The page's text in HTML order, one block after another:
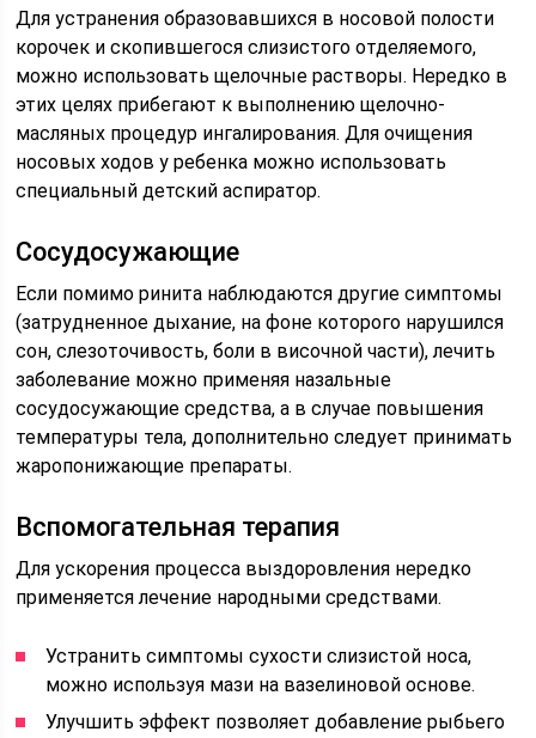
Для устранения образовавшихся в носовой полости
корочек и скопившегося слизистого отделяемого,
можно использовать щелочные растворы. Нередко в
этих целях прибегают к выполнению щелочно-
масляных процедур ингалирования. Для очищения
носовых ходов у ребенка можно использовать
специальный детский аспиратор.
Сосудосужающие
Если помимо ринита наблюдаются другие симптомы
(затрудненное дыхание, на фоне которого нарушился
сон, слезоточивость, боли в височной части), лечить
заболевание можно применяя назальные
сосудосужающие средства, а в случае повышения
температуры тела, дополнительно следует принимать
жаропонижающие препараты.
Вспомогательная терапия
Для ускорения процесса выздоровления нередко
применяется лечение народными средствами.
Устранить симптомы сухости слизистой носа,
можно используя мази на вазелиновой основе.
Улучшить эффект позволяет добавление рыбьего